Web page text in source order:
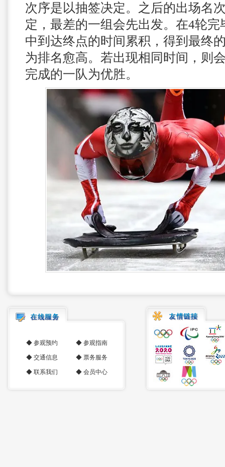
次序是以抽签决定。之后的出场名
定，最差的一组会先出发。在4轮
中到达终点的时间累积，得到最终
为排名愈高。若出现相同时间，则
完成的一队为优胜。
◆ 参观预约 ◆ 参观指南
◆ 交通信息 ◆ 票务服务
◆ 联系我们 ◆ 会员中心